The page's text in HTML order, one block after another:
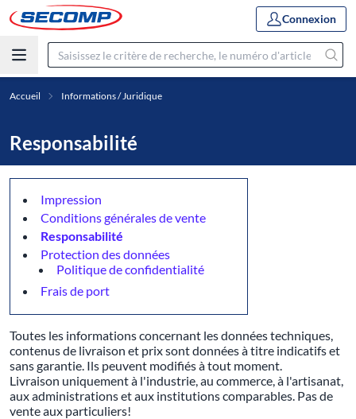
Connexion
Accueil Informations / Juridique
Responsabilité
Impression
Conditions générales de vente
Responsabilité
Protection des données
Politique de confidentialité
Frais de port
Toutes les informations concernant les données techniques,
contenus de livraison et prix sont données à titre indicatifs et
sans garantie. Ils peuvent modifiés à tout moment.
Livraison uniquement à l'industrie, au commerce, à l'artisanat,
aux administrations et aux institutions comparables. Pas de
vente aux particuliers!